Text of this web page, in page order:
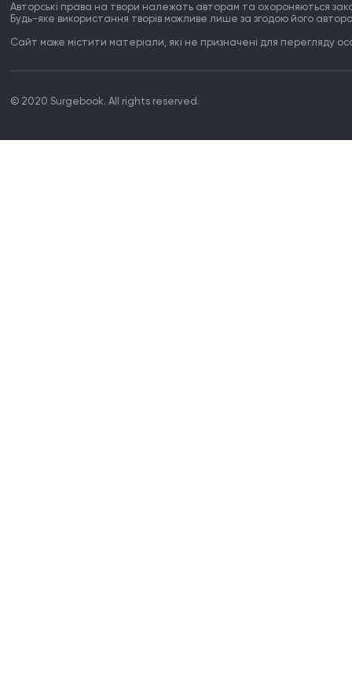
Авторські права на твори належать авторам та охороняються
Будь-яке використання творів можливе лише за згодою його
Сайт може містити матеріали, які не призначені для перегляду
© 2020 Surgebook. All rights reserved.